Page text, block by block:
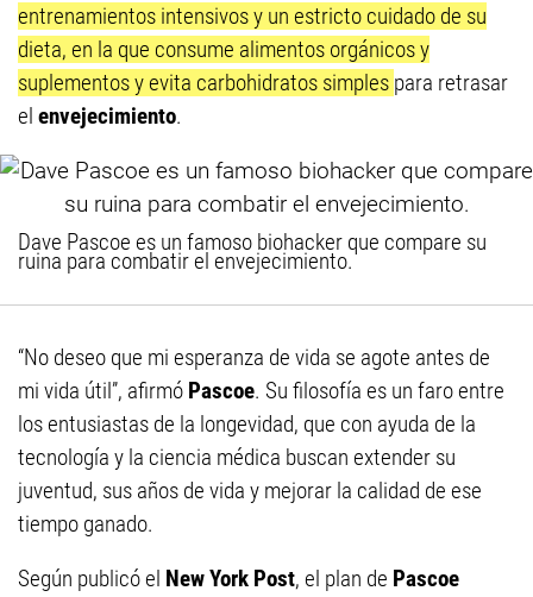
entrenamientos intensivos y un estricto cuidado de su
dieta, en la que consume alimentos orgánicos y
suplementos y evita carbohidratos simples para retrasar
el envejecimiento.
Dave Pascoe es un famoso biohacker que compare su
ruina para combatir el envejecimiento.
“No deseo que mi esperanza de vida se agote antes de
mi vida útil”, afirmó Pascoe. Su filosofía es un faro entre
los entusiastas de la longevidad, que con ayuda de la
tecnología y la ciencia médica buscan extender su
juventud, sus años de vida y mejorar la calidad de ese
tiempo ganado.
Según publicó el New York Post, el plan de Pascoe